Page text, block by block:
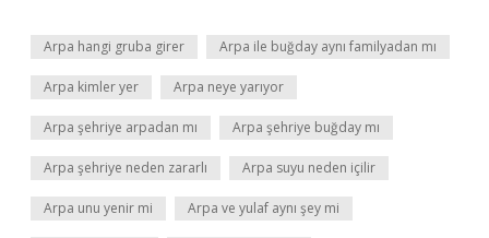
Arpa hangi gruba girer Arpa ile buğday aynı familyadan mı
Arpa kimler yer Arpa neye yarıyor
Arpa şehriye arpadan mı Arpa şehriye buğday mı
Arpa şehriye neden zararlı Arpa suyu neden içilir
Arpa unu yenir mi Arpa ve yulaf aynı şey mi